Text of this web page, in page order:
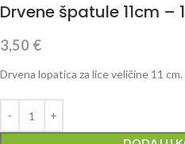
Drvene špatule 11cm –
3,50 €
Drvena lopatica za lice veličine 11